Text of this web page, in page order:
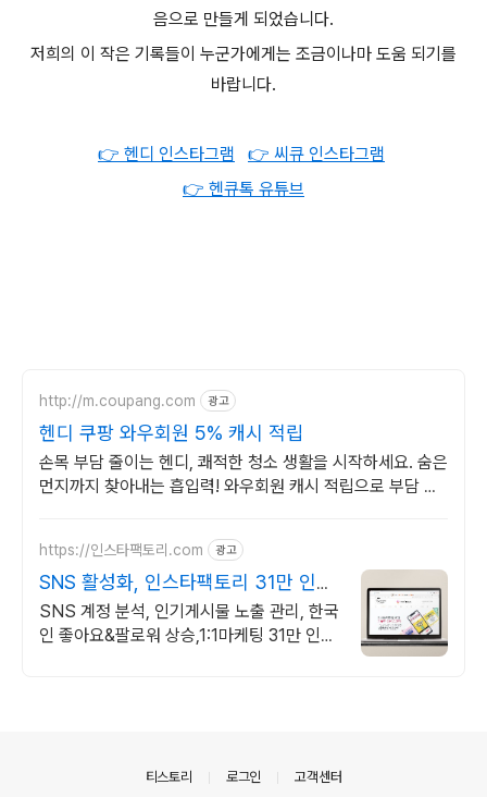
음으로 만들게 되었습니다.
저희의 이 작은 기록들이 누군가에게는 조금이나마 도움 되기를
바랍니다.
👉 헨디 인스타그램
👉 씨큐 인스타그램
👉 헨큐톡 유튜브
http://m.coupang.com 광고
헨디 쿠팡 와우회원 5% 캐시 적립
손목 부담 줄이는 헨디, 쾌적한 청소 생활을 시작하세요. 숨은
먼지까지 찾아내는 흡입력! 와우회원 캐시 적립으로 부담 없
https://인스타팩토리.com 광고
SNS 활성화, 인스타팩토리 31만 인플
루언서가 알려주는
SNS 계정 분석, 인기게시물 노출 관리, 한국
인 좋아요&팔로워 상승,1:1마케팅 31만 인플
티스토리 로그인 고객센터